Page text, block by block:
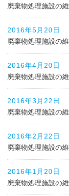
廃棄物処理施設の
2016年5月20日
廃棄物処理施設の
2016年4月20日
廃棄物処理施設の
2016年3月22日
廃棄物処理施設の
2016年2月22日
廃棄物処理施設の
2016年1月20日
廃棄物処理施設の